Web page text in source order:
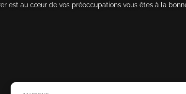
est au cœur de vos préoccupations vous êtes à la